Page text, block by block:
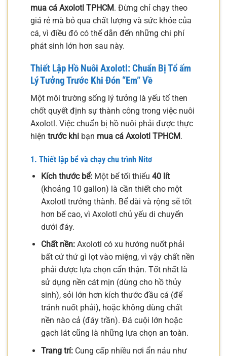
mua cá Axolotl TPHCM. Đừng chỉ chạy theo
giá rẻ mà bỏ qua chất lượng và sức khỏe của
cá, vì điều đó có thể dẫn đến những chi phí
phát sinh lớn hơn sau này.
Thiết Lập Hồ Nuôi Axolotl: Chuẩn Bị Tổ ấm
Lý Tưởng Trước Khi Đón “Em” Về
Một môi trường sống lý tưởng là yếu tố then
chốt quyết định sự thành công trong việc nuôi
Axolotl. Việc chuẩn bị hồ nuôi phải được thực
hiện trước khi bạn mua cá Axolotl TPHCM.
1. Thiết lập bể và chạy chu trình Nitơ
Kích thước bể:Một bể tối thiểu 40 lít
(khoảng 10 gallon) là cần thiết cho một
Axolotl trưởng thành. Bể dài và rộng sẽ tốt
hơn bể cao, vì Axolotl chủ yếu di chuyển
dưới đáy.
Chất nền:Axolotl có xu hướng nuốt phải
bất cứ thứ gì lọt vào miệng, vì vậy chất nền
phải được lựa chọn cẩn thận. Tốt nhất là
sử dụng nền cát mịn (dùng cho hồ thủy
sinh), sỏi lớn hơn kích thước đầu cá (để
tránh nuốt phải), hoặc không dùng chất
nền nào cả (đáy trần). Đá cuội lớn hoặc
gạch lát cũng là những lựa chọn an toàn.
Trang trí:Cung cấp nhiều nơi ẩn náu như